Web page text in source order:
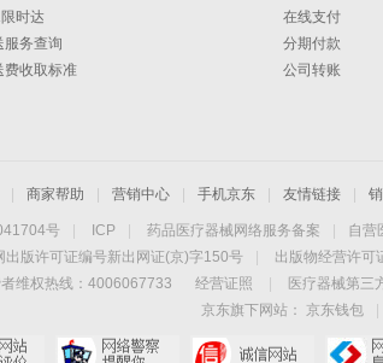
时达
服务查询
费收取标准
在线支付
分期付款
公司转账
商家帮助 营销中心 手机京东 友情链接
号 ICP 药品医疗器械网络服务备案 自营
出版许可证编号新出网证(京)字150号
出版物经营许可
维权热线：4006067733 经营证照 医疗器械第三
京东旗下网站：
京东钱包